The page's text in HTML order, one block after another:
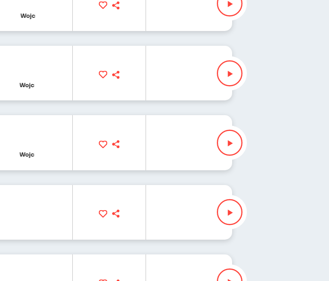
Wojciech Waglewski, Bartosz "Fisz" Waglewski
Wojciech Waglewski, Bartosz "Fisz" Waglewski
Wojciech Waglewski, Bartosz "Fisz" Waglewski